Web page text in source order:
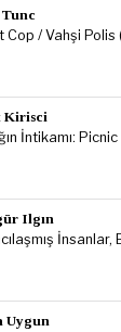
Cop / Vahşi Polis
Kirisci
İntikamı:
Ilgın
İnsanlar,
Uygun